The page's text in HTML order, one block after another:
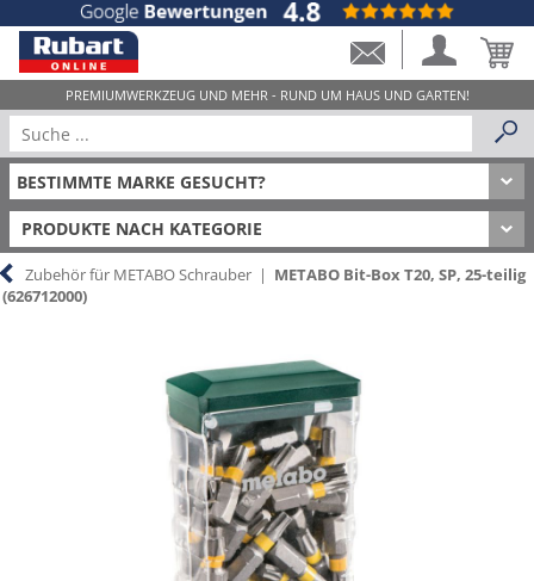
PRODUKTE NACH KATEGORIE
Zubehör für METABO Schrauber | METABO Bit-Box T20, SP, 25-teilig
(626712000)